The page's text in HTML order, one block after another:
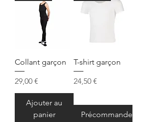
Collant garçon
Prix
29,00 €
Ajouter au
panier
T-shirt garçon
Prix
24,50 €
Précommander